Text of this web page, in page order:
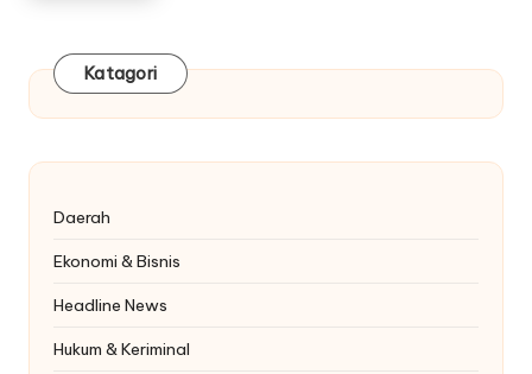
Katagori
Daerah
Ekonomi & Bisnis
Headline News
Hukum & Keriminal